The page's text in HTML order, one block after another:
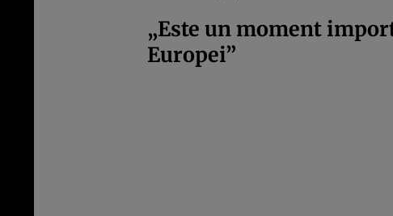
„Este un moment
Europei”